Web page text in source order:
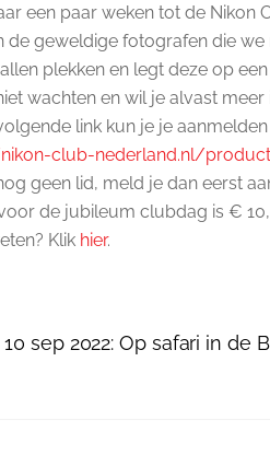
een paar weken tot de Nikon
de geweldige fotografen die
plekken en legt deze op
wachten en wil je alvast
link kun je je
club-nederland.nl/
geen lid, meld je dan eerst
de jubileum clubdag is €
Klik hier.
10 sep 2022: Op safari in de